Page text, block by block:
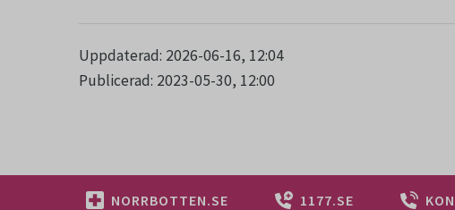
Uppdaterad: 2026-06-16, 12:04
Publicerad: 2023-05-30, 12:00
NORRBOTTEN.SE 1177.SE